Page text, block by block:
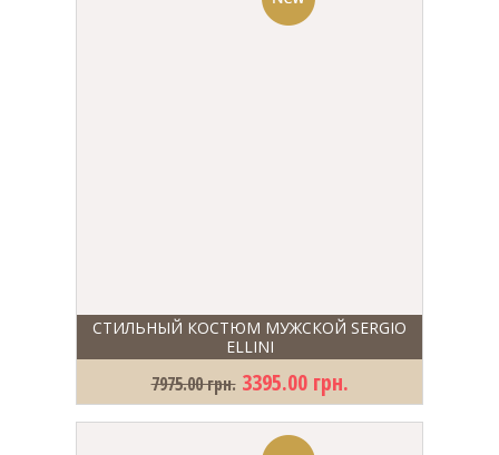
СТИЛЬНЫЙ КОСТЮМ МУЖСКОЙ SERGIO
ELLINI
7975.00 грн. 3395.00 грн.